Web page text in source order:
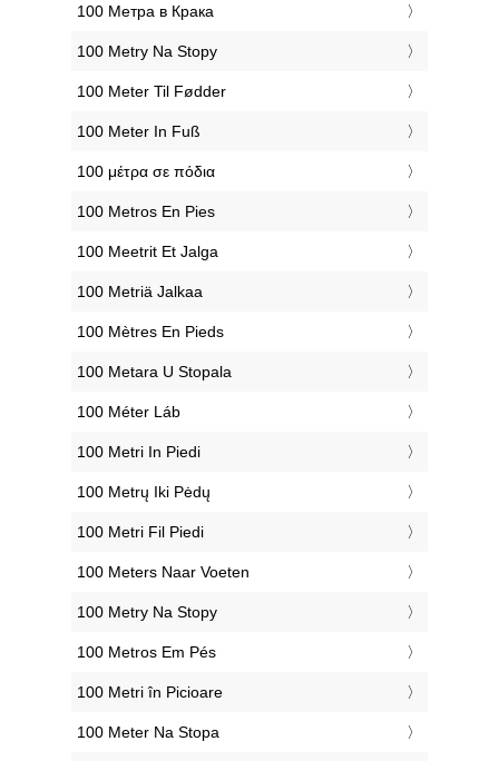
‎100 Метра в Крака
‎100 Metry Na Stopy
‎100 Meter Til Fødder
‎100 Meter In Fuß
‎100 μέτρα σε πόδια
‎100 Metros En Pies
‎100 Meetrit Et Jalga
‎100 Metriä Jalkaa
‎100 Mètres En Pieds
‎100 Metara U Stopala
‎100 Méter Láb
‎100 Metri In Piedi
‎100 Metrų Iki Pėdų
‎100 Metri Fil Piedi
‎100 Meters Naar Voeten
‎100 Metry Na Stopy
‎100 Metros Em Pés
‎100 Metri în Picioare
‎100 Meter Na Stopa